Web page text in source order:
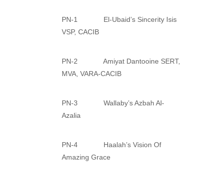
PN-1 El-Ubaid’s Sincerity Isis
VSP, CACIB
PN-2 Amiyat Dantooine SERT,
MVA, VARA-CACIB
PN-3 Wallaby’s Azbah Al-
Azalia
PN-4 Haalah’s Vision Of
Amazing Grace